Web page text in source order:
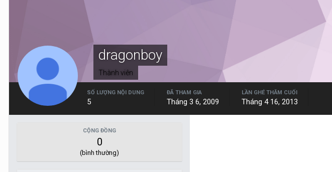
dragonboy
Thành viên
SỐ LƯỢNG NỘI DUNG
5
ĐÃ THAM GIA
Tháng 3 6, 2009
LẦN GHÉ THĂM CUỐI
Tháng 4 16, 2013
CỘNG ĐỒNG
0
(bình thường)